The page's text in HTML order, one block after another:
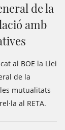
de la
amb
al BOE la Llei
de la
mutualitats
al RETA.